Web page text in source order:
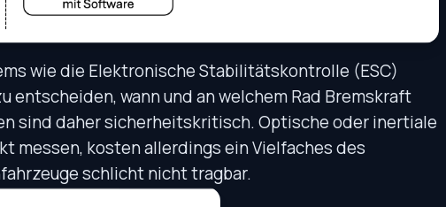
wie die Elektronische Stabilitätskontrolle (ESC)
entscheiden, wann und an welchem Rad Bremskraft
sind daher sicherheitskritisch. Optische oder inertiale
messen, kosten allerdings ein Vielfaches des
schlicht nicht tragbar.